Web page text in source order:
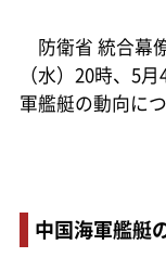
防衛省 統合幕
（水）20時、5
軍艦艇の動向に
中国海軍艦艇